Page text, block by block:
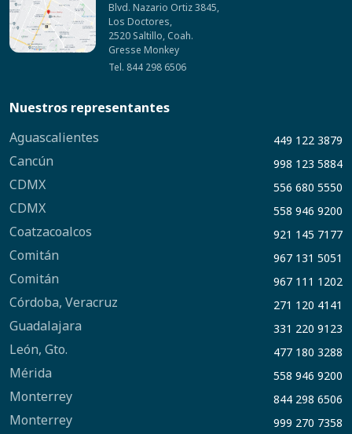
Blvd. Nazario Ortiz 3845,
Los Doctores,
2520 Saltillo, Coah.
Gresse Monkey
Tel. 844 298 6506
Nuestros representantes
Aguascalientes
449 122 3879
Cancún 998 123 5884
CDMX 556 680 5550
CDMX 558 946 9200
Coatzacoalcos 921 145 7177
Comitán 967 131 5051
Comitán 967 111 1202
Córdoba, Veracruz 271 120 4141
Guadalajara 331 220 9123
León, Gto. 477 180 3288
Mérida 558 946 9200
Monterrey 844 298 6506
Monterrey 999 270 7358